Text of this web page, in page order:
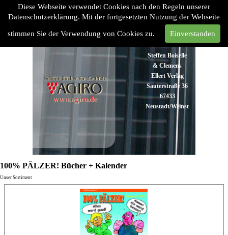
Diese Webseite verwendet Cookies nach den Regeln unserer
Datenschutzerklärung. Mit der fortgesetzten Nutzung der Webseite
stimmen Sie der Verwendung von Cookies zu. Einverstanden
Steffen Boiselle
& Clemens
Ellert Verlag
Sauterstraße 36
67433
Neustadt/Weinstraße
06321
48 93 43
Fax:
06321 48
100% PÄLZER! Bücher + Kalender
Unser Sortiment